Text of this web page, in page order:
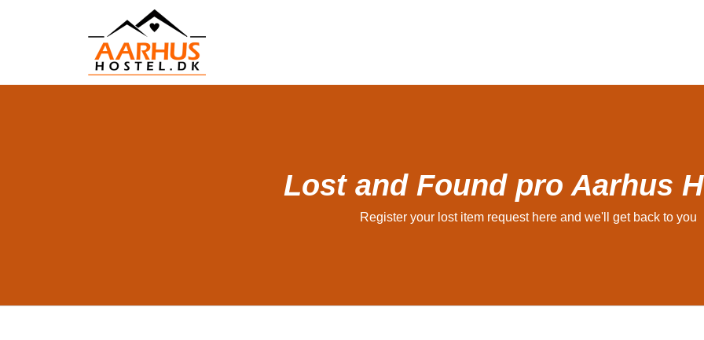
Lost and Found pro Aarhus
Register your lost item request here and we'll get back to you